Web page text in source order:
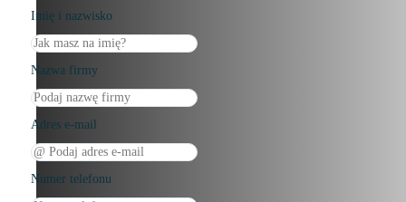
Imię i nazwisko
Nazwa firmy
Adres e-mail
Numer telefonu